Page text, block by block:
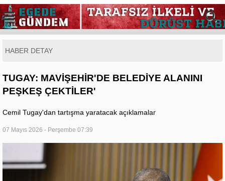
HABER DETAY
TUGAY: MAVİŞEHİR'DE BELEDİYE ALANINI
PEŞKEŞ ÇEKTİLER'
Cemil Tugay'dan tartışma yaratacak açıklamalar
07 Mayıs 2026 - Perşembe 07:39